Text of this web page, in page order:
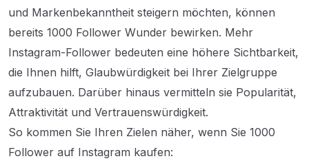
und Markenbekanntheit steigern möchten, können
bereits 1000 Follower Wunder bewirken. Mehr
Instagram-Follower bedeuten eine höhere Sichtbarkeit,
die Ihnen hilft, Glaubwürdigkeit bei Ihrer Zielgruppe
aufzubauen. Darüber hinaus vermitteln sie Popularität,
Attraktivität und Vertrauenswürdigkeit.
So kommen Sie Ihren Zielen näher, wenn Sie 1000
Follower auf Instagram kaufen: